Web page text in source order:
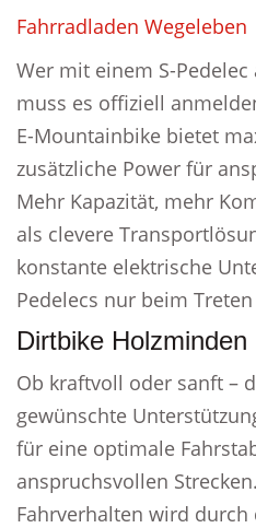
Fahrradladen Wegeleben
Wer mit einem S-
muss es offiziell
E-Mountainbike bietet
zusätzliche Power für
Mehr Kapazität, mehr
als clevere
konstante elektrische
Pedelecs nur beim
Dirtbike Holzminden
Ob kraftvoll oder sanft –
gewünschte
für eine optimale
anspruchsvollen
Fahrverhalten wird